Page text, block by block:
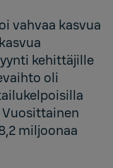
vahvaa kasvua
kehittäjille
oli
Vuosittainen
miljoonaa